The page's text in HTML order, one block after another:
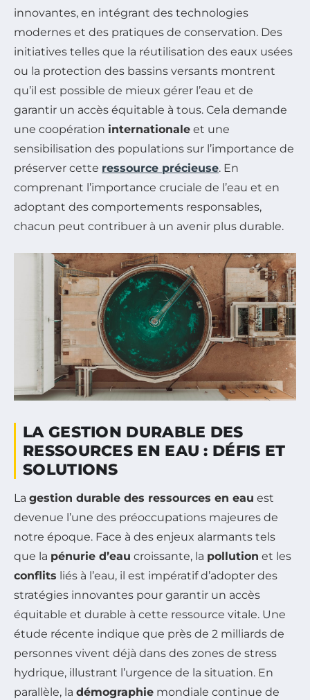
innovantes, en intégrant des technologies
modernes et des pratiques de conservation. Des
initiatives telles que la réutilisation des eaux usées
ou la protection des bassins versants montrent
qu’il est possible de mieux gérer l’eau et de
garantir un accès équitable à tous. Cela demande
une coopération internationale et une
sensibilisation des populations sur l’importance de
préserver cette ressource précieuse. En
comprenant l’importance cruciale de l’eau et en
adoptant des comportements responsables,
chacun peut contribuer à un avenir plus durable.
LA GESTION DURABLE DES
RESSOURCES EN EAU : DÉFIS ET
SOLUTIONS
La gestion durable des ressources en eau est
devenue l’une des préoccupations majeures de
notre époque. Face à des enjeux alarmants tels
que la pénurie d’eau croissante, la pollution et les
conflits liés à l’eau, il est impératif d’adopter des
stratégies innovantes pour garantir un accès
équitable et durable à cette ressource vitale. Une
étude récente indique que près de 2 milliards de
personnes vivent déjà dans des zones de stress
hydrique, illustrant l’urgence de la situation. En
parallèle, la démographie mondiale continue de